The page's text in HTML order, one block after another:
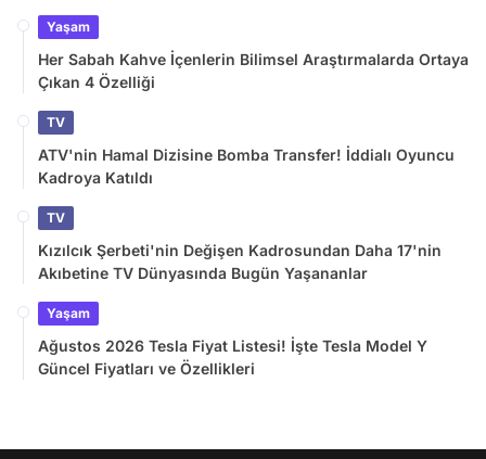
Yaşam
Her Sabah Kahve İçenlerin Bilimsel Araştırmalarda Ortaya
Çıkan 4 Özelliği
TV
ATV'nin Hamal Dizisine Bomba Transfer! İddialı Oyuncu
Kadroya Katıldı
TV
Kızılcık Şerbeti'nin Değişen Kadrosundan Daha 17'nin
Akıbetine TV Dünyasında Bugün Yaşananlar
Yaşam
Ağustos 2026 Tesla Fiyat Listesi! İşte Tesla Model Y
Güncel Fiyatları ve Özellikleri